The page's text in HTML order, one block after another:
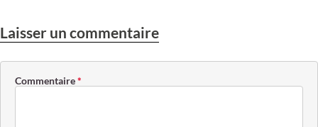
Laisser un commentaire
Commentaire*